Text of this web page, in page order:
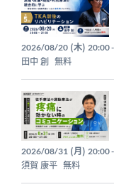
2026/08/20(木) 20:00
田中 創 無料
2026/08/31(月) 20:00
須賀 康平 無料